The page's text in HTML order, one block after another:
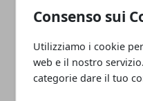
Consenso sui
Utilizziamo i cookie
web e il nostro
categorie dare il tuo